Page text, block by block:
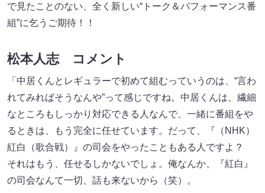
で見たことのない、全く新しい“トーク＆パフォーマンス番
組”に乞うご期待！！
松本人志 コメント
「中居くんとレギュラーで初めて組むっていうのは、“言わ
れてみればそうなんや”って感じですね。中居くんは、繊細
なところもしっかり対応できる人なんで、一緒に番組をや
るときは、もう完全に任せています。だって、『（NHK）
紅白（歌合戦）』の司会をやったこともある人ですよ？
それはもう、任せるしかないでしょ。俺なんか、『紅白』
の司会なんて一切、話も来ないから（笑）。